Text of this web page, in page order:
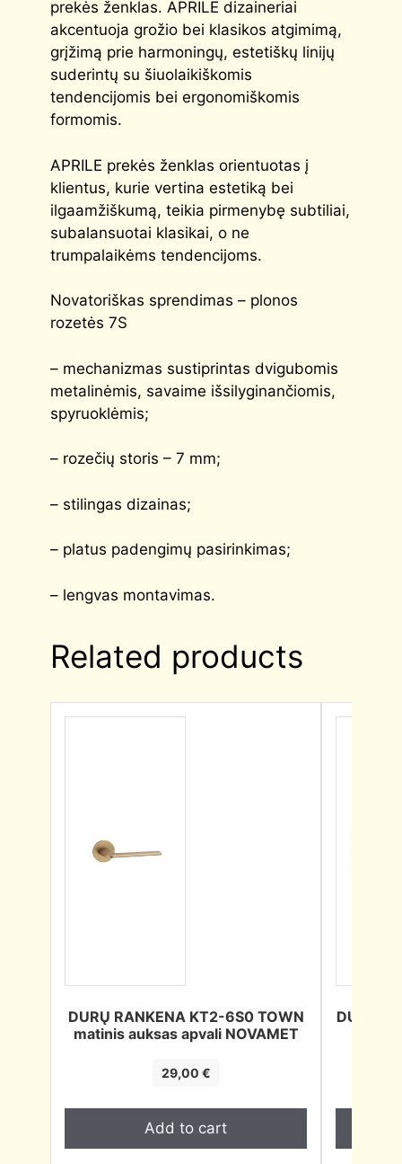
prekės ženklas. APRILE dizaineriai
akcentuoja grožio bei klasikos atgimimą,
grįžimą prie harmoningų, estetiškų linijų
suderintų su šiuolaikiškomis
tendencijomis bei ergonomiškomis
formomis.
APRILE prekės ženklas orientuotas į
klientus, kurie vertina estetiką bei
ilgaamžiškumą, teikia pirmenybę subtiliai,
subalansuotai klasikai, o ne
trumpalaikėms tendencijoms.
Novatoriškas sprendimas – plonos
rozetės 7S
– mechanizmas sustiprintas dvigubomis
metalinėmis, savaime išsilyginančiomis,
spyruoklėmis;
– rozečių storis – 7 mm;
– stilingas dizainas;
– platus padengimų pasirinkimas;
– lengvas montavimas.
Related products
DURŲ RANKENA KT2-6S0 TOWN
matinis auksas apvali NOVAMET
29,00 €
Add to cart
DURŲ